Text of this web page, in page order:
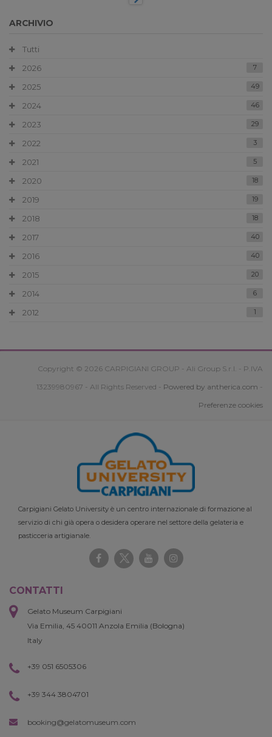
ARCHIVIO
Tutti
2026
7
2025 49
2024 46
2023 29
2022 3
2021 5
2020 18
2019 19
2018 18
2017 40
2016 40
2015 20
2014 6
2012 1
Copyright © 2026 CARPIGIANI GROUP - Ali Group S.r.l. - P.IVA
13239980967 - All Rights Reserved - Powered by antherica.com -
Preferenze cookies
Carpigiani Gelato University è un centro internazionale di formazione al
servizio di chi già opera o desidera operare nel settore della gelateria e
pasticceria artigianale.
CONTATTI
Gelato Museum Carpigiani
Via Emilia, 45 40011 Anzola Emilia (Bologna)
Italy
+39 051 6505306
+39 344 3804701
booking@gelatomuseum.com